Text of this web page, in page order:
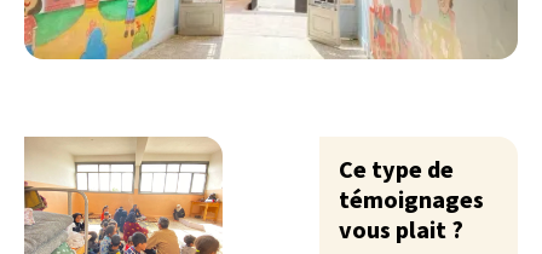
Ce type de
témoignages
vous plait ?